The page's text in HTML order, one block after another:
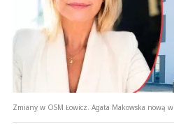
Zmiany w OSM Łowicz. Agata Makowska nową